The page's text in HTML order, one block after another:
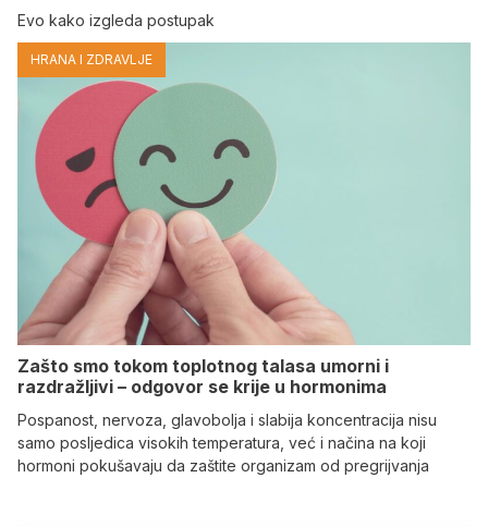
Evo kako izgleda postupak
HRANA I ZDRAVLJE
Zašto smo tokom toplotnog talasa umorni i
razdražljivi – odgovor se krije u hormonima
Pospanost, nervoza, glavobolja i slabija koncentracija nisu
samo posljedica visokih temperatura, već i načina na koji
hormoni pokušavaju da zaštite organizam od pregrijvanja